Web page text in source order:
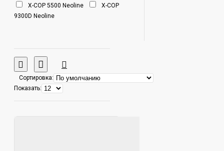
X-COP 5500 Neoline
X-COP
9300D Neoline
Сортировка:
Показать: